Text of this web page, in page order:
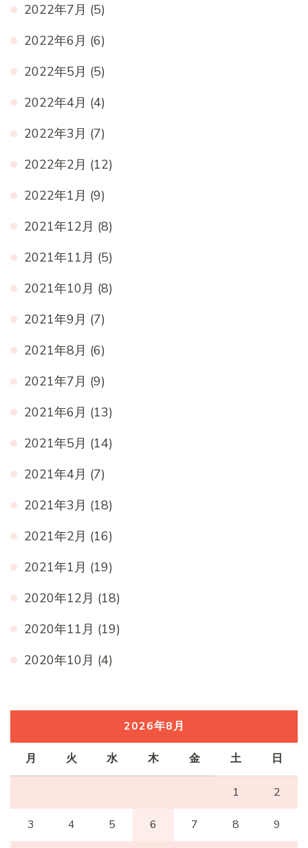
2022年7月 (5)
2022年6月 (6)
2022年5月 (5)
2022年4月 (4)
2022年3月 (7)
2022年2月 (12)
2022年1月 (9)
2021年12月 (8)
2021年11月 (5)
2021年10月 (8)
2021年9月 (7)
2021年8月 (6)
2021年7月 (9)
2021年6月 (13)
2021年5月 (14)
2021年4月 (7)
2021年3月 (18)
2021年2月 (16)
2021年1月 (19)
2020年12月 (18)
2020年11月 (19)
2020年10月 (4)
2026年8月
月 火 水 木 金 土 日
1 2
3 4 5 6 7 8 9